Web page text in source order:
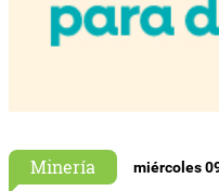
Minería miércoles